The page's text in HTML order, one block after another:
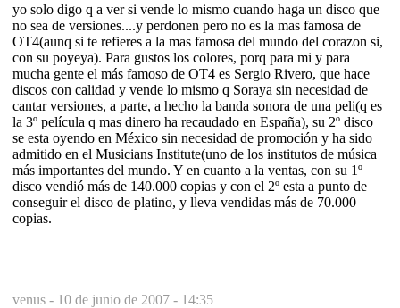
yo solo digo q a ver si vende lo mismo cuando haga un disco que
no sea de versiones....y perdonen pero no es la mas famosa de
OT4(aunq si te refieres a la mas famosa del mundo del corazon si,
con su poyeya). Para gustos los colores, porq para mi y para
mucha gente el más famoso de OT4 es Sergio Rivero, que hace
discos con calidad y vende lo mismo q Soraya sin necesidad de
cantar versiones, a parte, a hecho la banda sonora de una peli(q es
la 3º película q mas dinero ha recaudado en España), su 2º disco
se esta oyendo en México sin necesidad de promoción y ha sido
admitido en el Musicians Institute(uno de los institutos de música
más importantes del mundo. Y en cuanto a la ventas, con su 1º
disco vendió más de 140.000 copias y con el 2º esta a punto de
conseguir el disco de platino, y lleva vendidas más de 70.000
copias.
venus - 10 de junio de 2007 - 14:35